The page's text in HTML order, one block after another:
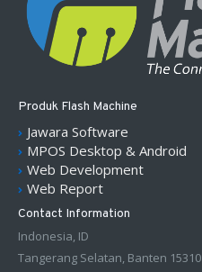
Produk Flash Machine
Jawara Software
MPOS Desktop & Android
Web Development
Web Report
Contact Information
Indonesia, ID
Tangerang Selatan, Banten 15310